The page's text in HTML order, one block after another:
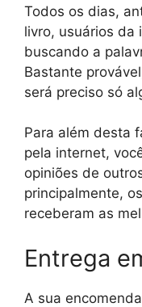
Todos os dias,
livro, usuários da
buscando a
Bastante
será preciso só
Para além desta
pela internet,
opiniões de
principalmente,
receberam as
Entrega
A sua